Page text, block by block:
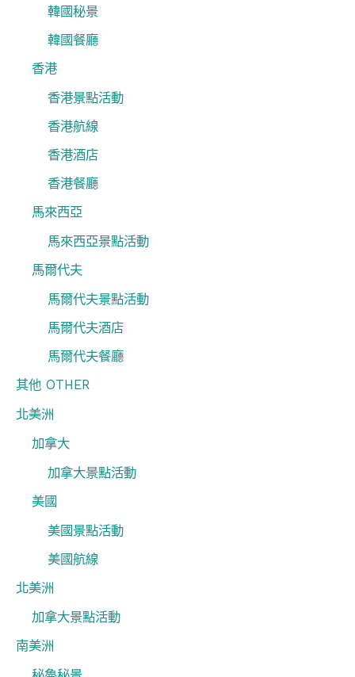
韓國秘景
韓國餐廳
香港
香港景點活動
香港航線
香港酒店
香港餐廳
馬來西亞
馬來西亞景點活動
馬爾代夫
馬爾代夫景點活動
馬爾代夫酒店
馬爾代夫餐廳
其他 OTHER
北美洲
加拿大
加拿大景點活動
美國
美國景點活動
美國航線
北美洲
加拿大景點活動
南美洲